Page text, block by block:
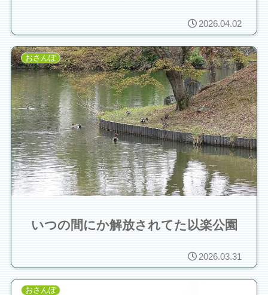
2026.04.02
おさんぽ
いつの間にか解放されてた以楽公園
2026.03.31
おさんぽ